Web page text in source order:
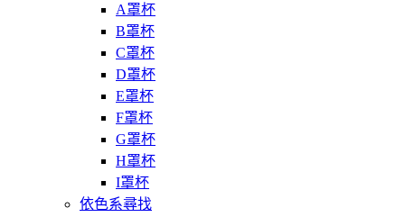
A罩杯
B罩杯
C罩杯
D罩杯
E罩杯
F罩杯
G罩杯
H罩杯
I罩杯
依色系尋找